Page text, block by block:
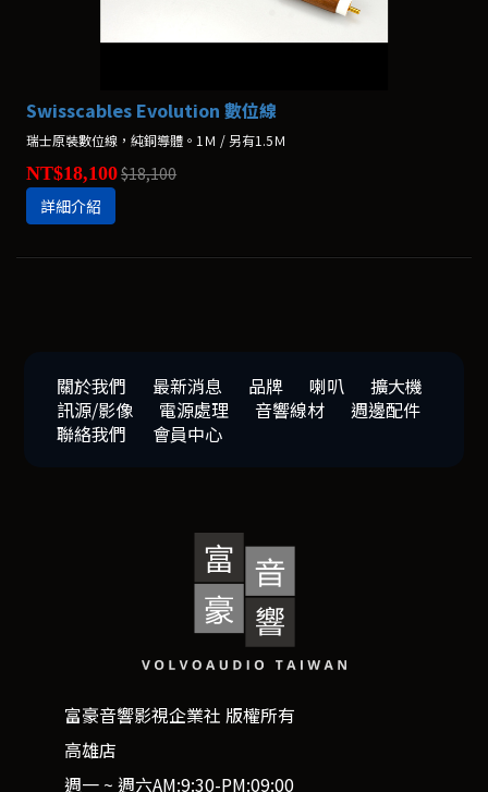
Swisscables Evolution 數位線
瑞士原裝數位線，純銅導體。1Ｍ / 另有1.5Ｍ
NT$18,100$18,100
詳細介紹
關於我們 最新消息 品牌 喇叭
擴大機
訊源/影像
電源處理 音響線材
週邊配件
聯絡我們
會員中心
富豪音響影視企業社 版權所有
高雄店
週一 ~ 週六AM:9:30-PM:09:00